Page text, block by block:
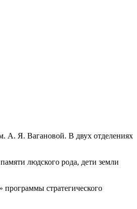
А. Я. Вагановой. В двух отделениях
людского рода, дети земли
программы стратегического